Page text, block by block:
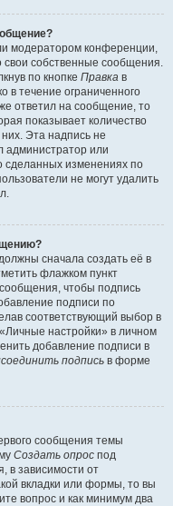
модератором конференции,
свои собственные сообщения.
по кнопке Правка в
в течение ограниченного
ответил на сообщение, то
показывает количество
Эта надпись не
администратор или
сделанных изменениях по
не могут удалить
сначала создать её в
флажком пункт
чтобы подпись
подписи по
соответствующий выбор в
настройки» в личном
добавление подписи в
подпись в форме
сообщения темы
Создать опрос под
в зависимости от
вкладки или формы, то вы
вопрос и как минимум два